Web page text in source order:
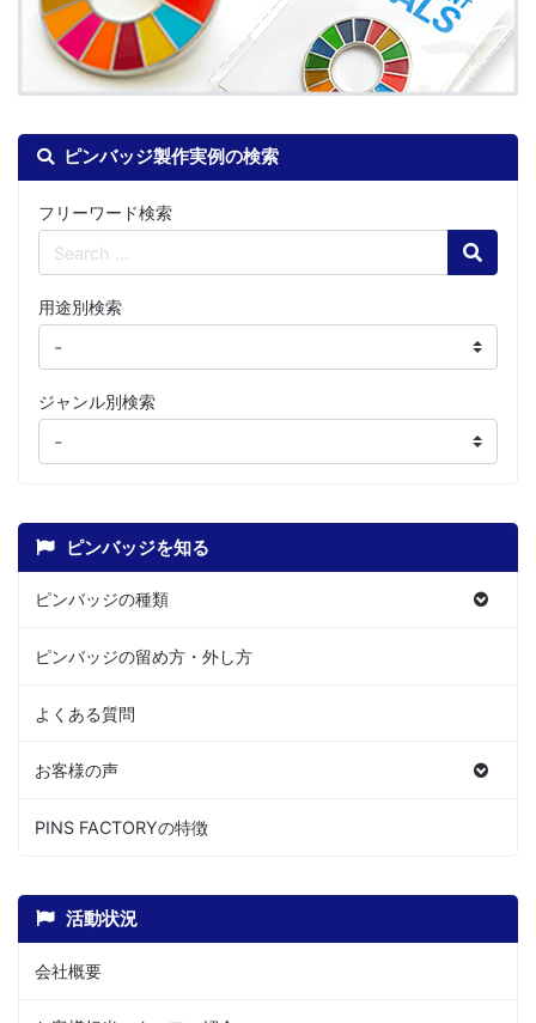
ピンバッジ製作実例の検索
フリーワード検索
Search
用途別検索
ジャンル別検索
ピンバッジを知る
ピンバッジの種類
ピンバッジの留め方・外し方
よくある質問
お客様の声
PINS FACTORYの特徴
活動状況
会社概要